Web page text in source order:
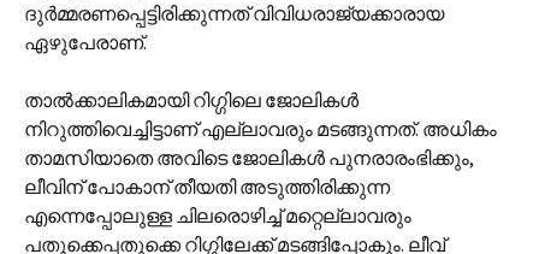
ദുര്‍മ്മരണപ്പെട്ടിരിക്കുന്നത് വിവിധരാജ്യക്കാരായ
ഏഴുപേരാണ്.
താല്‍ക്കാലികമായി റിഗ്ഗിലെ ജോലികള്‍
നിറുത്തിവെച്ചിട്ടാ‍ണ് എല്ലാവരും മടങ്ങുന്നത്. അധികം
താമസിയാതെ അവിടെ ജോലികള്‍ പുനരാരംഭിക്കും,
ലീവിന് പോകാന് തീയതി അടുത്തിരിക്കുന്ന
എന്നെപ്പോലുള്ള ചിലരൊഴിച്ച് മറ്റെല്ലാവരും
പതുക്കെപ്പതുക്കെ റിഗ്ഗിലേക്ക് മടങ്ങിപ്പോകും. ലീവ്